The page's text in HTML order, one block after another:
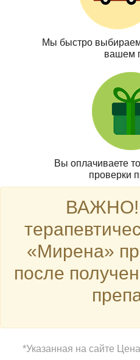
Мы быстро
вашем
Вы оплачиваете
проверки
ВАЖНО!
«Мирена»
после
*Указанная на сайте